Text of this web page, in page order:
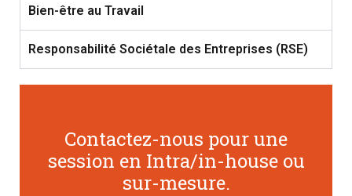
Bien-être au Travail
Responsabilité Sociétale des Entreprises (RSE)
Contactez-nous pour une
session en Intra/in-house ou
sur-mesure.